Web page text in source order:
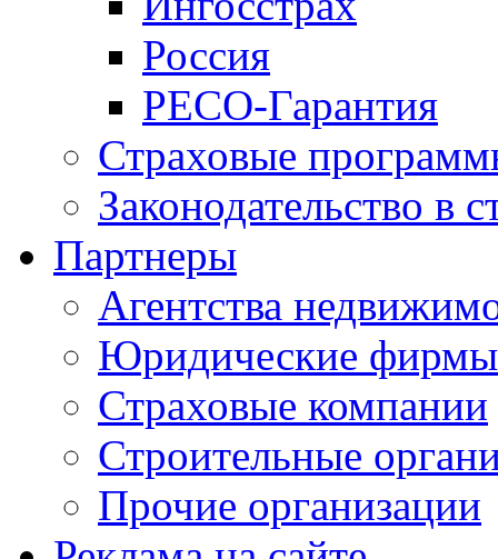
Россия
РЕСО-Гарантия
Страховые
Законодательство в
Партнеры
Агентства
Юридические фирмы
Страховые компании
Строительные
Прочие организации